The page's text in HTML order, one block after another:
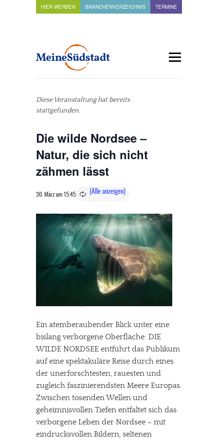
HIER WERBEN BRANCHENVERZEICHNIS TERMINE
Diese Veranstaltung hat bereits
stattgefunden.
Die wilde Nordsee –
Natur, die sich nicht
zähmen lässt
30. März um 15:45
Ein atemberaubender Blick unter eine
bislang verborgene Oberfläche: DIE
WILDE NORDSEE entführt das Publikum
auf eine spektakuläre Reise durch eines
der unerforschtesten, rauesten und
zugleich faszinierendsten Meere Europas.
Zwischen tosenden Wellen und
geheimnisvollen Tiefen entfaltet sich das
verborgene Leben der Nordsee – mit
eindrucksvollen Bildern, seltenen